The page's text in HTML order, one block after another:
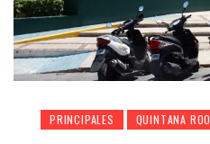
PRINCIPALES QUINTANA ROO